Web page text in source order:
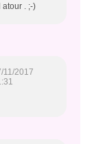
. ;-)
11/2017